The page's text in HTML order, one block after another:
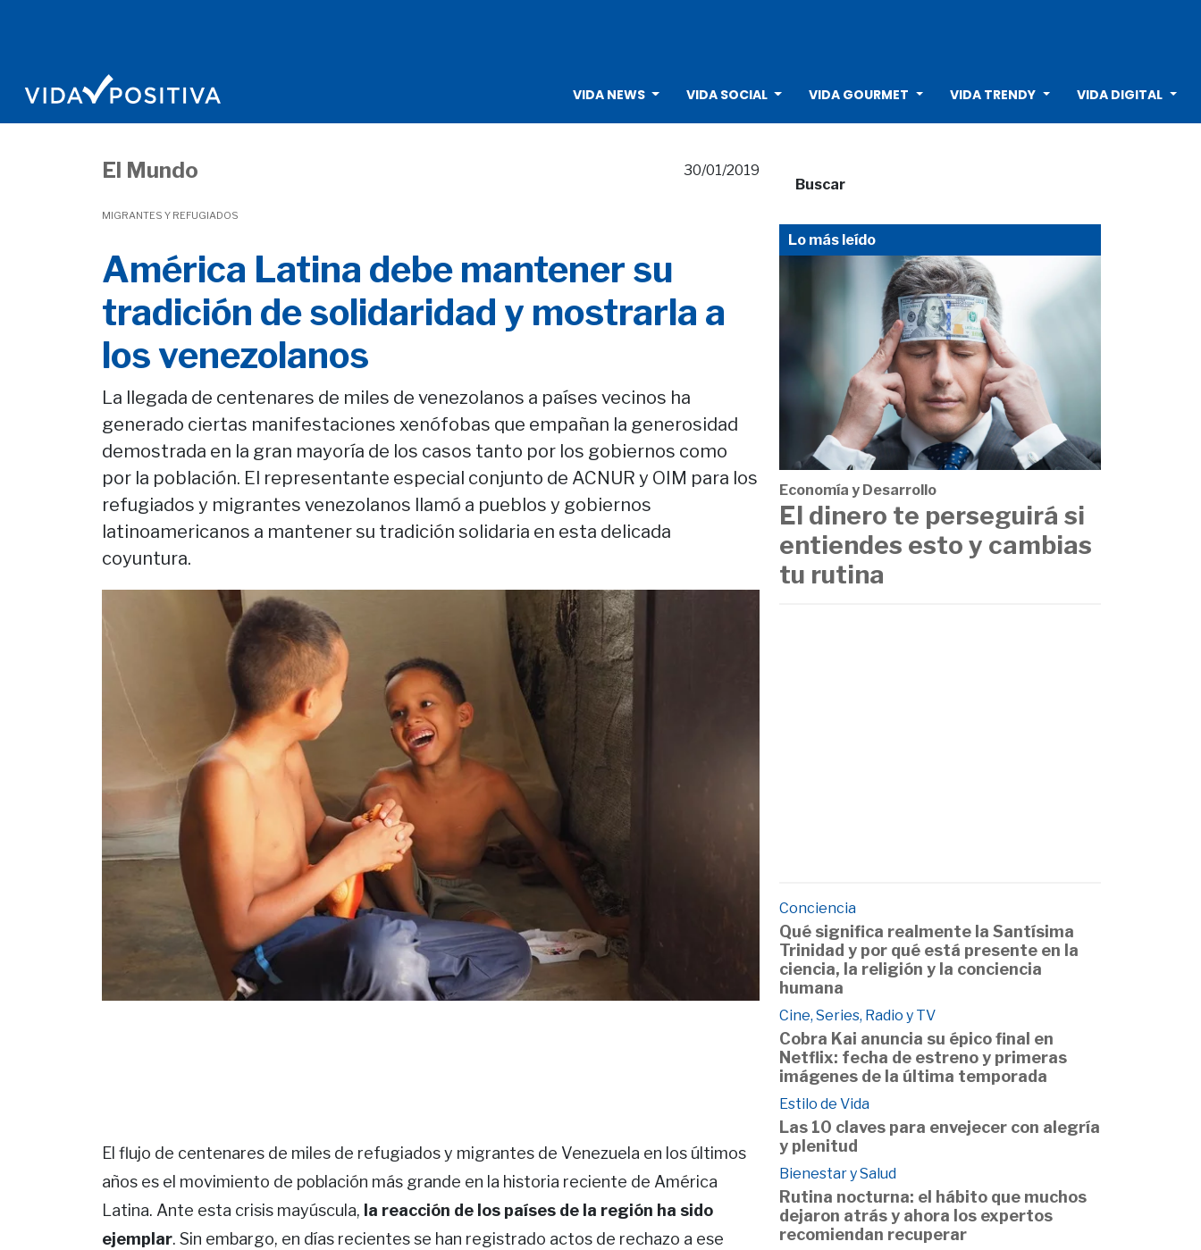
VIDA NEWS VIDA SOCIAL VIDA GOURMET VIDA TRENDY VIDA DIGITAL
El Mundo
MIGRANTES Y REFUGIADOS
30/01/2019
América Latina debe mantener su
tradición de solidaridad y mostrarla a
los venezolanos
La llegada de centenares de miles de venezolanos a países vecinos ha
generado ciertas manifestaciones xenófobas que empañan la generosidad
demostrada en la gran mayoría de los casos tanto por los gobiernos como
por la población. El representante especial conjunto de ACNUR y OIM para los
refugiados y migrantes venezolanos llamó a pueblos y gobiernos
latinoamericanos a mantener su tradición solidaria en esta delicada
coyuntura.
El flujo de centenares de miles de refugiados y migrantes de Venezuela en los últimos
años es el movimiento de población más grande en la historia reciente de América
Latina. Ante esta crisis mayúscula, la reacción de los países de la región ha sido
ejemplar. Sin embargo, en días recientes se han registrado actos de rechazo a ese
Buscar
Lo más leído
Economía y Desarrollo
El dinero te perseguirá si
entiendes esto y cambias
tu rutina
Conciencia
Qué significa realmente la Santísima
Trinidad y por qué está presente en la
ciencia, la religión y la conciencia
humana
Cine, Series, Radio y TV
Cobra Kai anuncia su épico final en
Netflix: fecha de estreno y primeras
imágenes de la última temporada
Estilo de Vida
Las 10 claves para envejecer con alegría
y plenitud
Bienestar y Salud
Rutina nocturna: el hábito que muchos
dejaron atrás y ahora los expertos
recomiendan recuperar